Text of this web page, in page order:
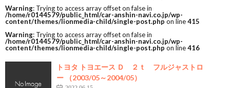
Warning: Trying to access array offset on false in
/home/r0144579/public_html/car-anshin-navi.co.jp/wp-
content/themes/lionmedia-child/single-post.php on line415
Warning: Trying to access array offset on false in
/home/r0144579/public_html/car-anshin-navi.co.jp/wp-
content/themes/lionmedia-child/single-post.php on line416
トヨタ トヨエース Ｄ ２ｔ フルジャストロ
ー （2003/05～2004/05）